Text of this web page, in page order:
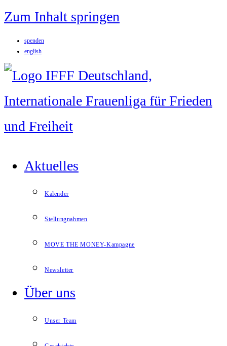
Zum Inhalt springen
spenden
english
Aktuelles
Kalender
Stellungnahmen
MOVE THE MONEY-Kampagne
Newsletter
Über uns
Unser Team